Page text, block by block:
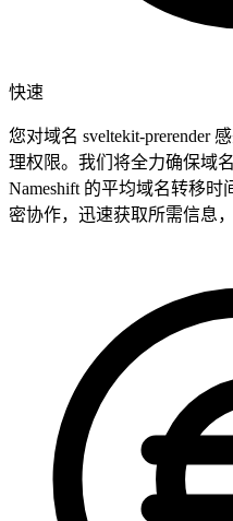
快速
您对域名 sveltekit-prerender
理权限。我们将全力确保域
Nameshift 的平均域名转移
密协作，迅速获取所需信息